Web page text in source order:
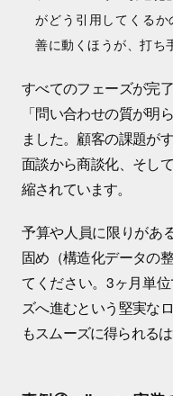
がどう引用してくる
善に動くほうが、打ち
すべてのフェーズが完
「問い合わせの質が明
ました。顧客の課題が
面談から商談化、そし
縮されています。
予算や人員に限りがあ
固め（構造化データの
てください。3ヶ月単
ズへ進むという堅実な
もスムーズに得られるは